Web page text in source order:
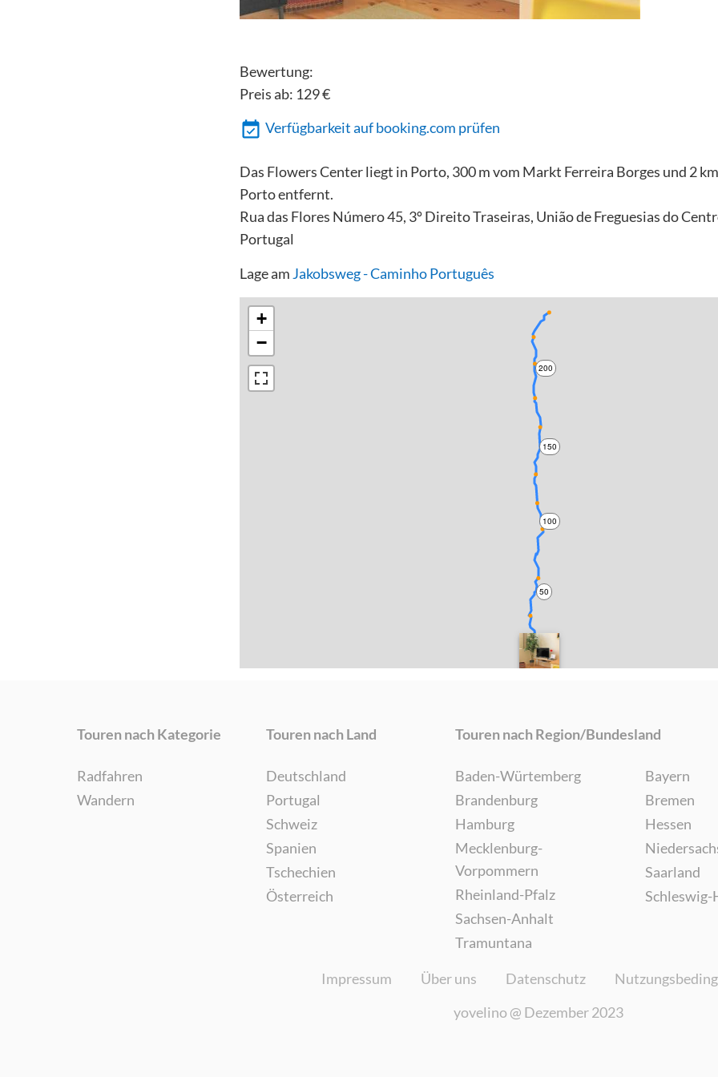
Bewertung:
Preis ab: 129€
Verfügbarkeit auf booking.com prüfen
Das Flowers Center liegt in Porto, 300 m vom Markt Ferreira Borges und 2
Porto entfernt.
Rua das Flores Número 45, 3º Direito Traseiras, União de Freguesias do
Portugal
Lage am Jakobsweg - Caminho Português
0
50
100
150
200
+
−
Touren nach Kategorie
Radfahren
Wandern
Touren nach Land
Deutschland
Portugal
Schweiz
Spanien
Tschechien
Österreich
Touren nach Region/Bundesland
Baden-Würtemberg
Brandenburg
Hamburg
Mecklenburg-
Vorpommern
Rheinland-Pfalz
Sachsen-Anhalt
Tramuntana
Bayern
Bremen
Hessen
Saarland
Impressum Über uns Datenschutz
yovelino @ Dezember 2023